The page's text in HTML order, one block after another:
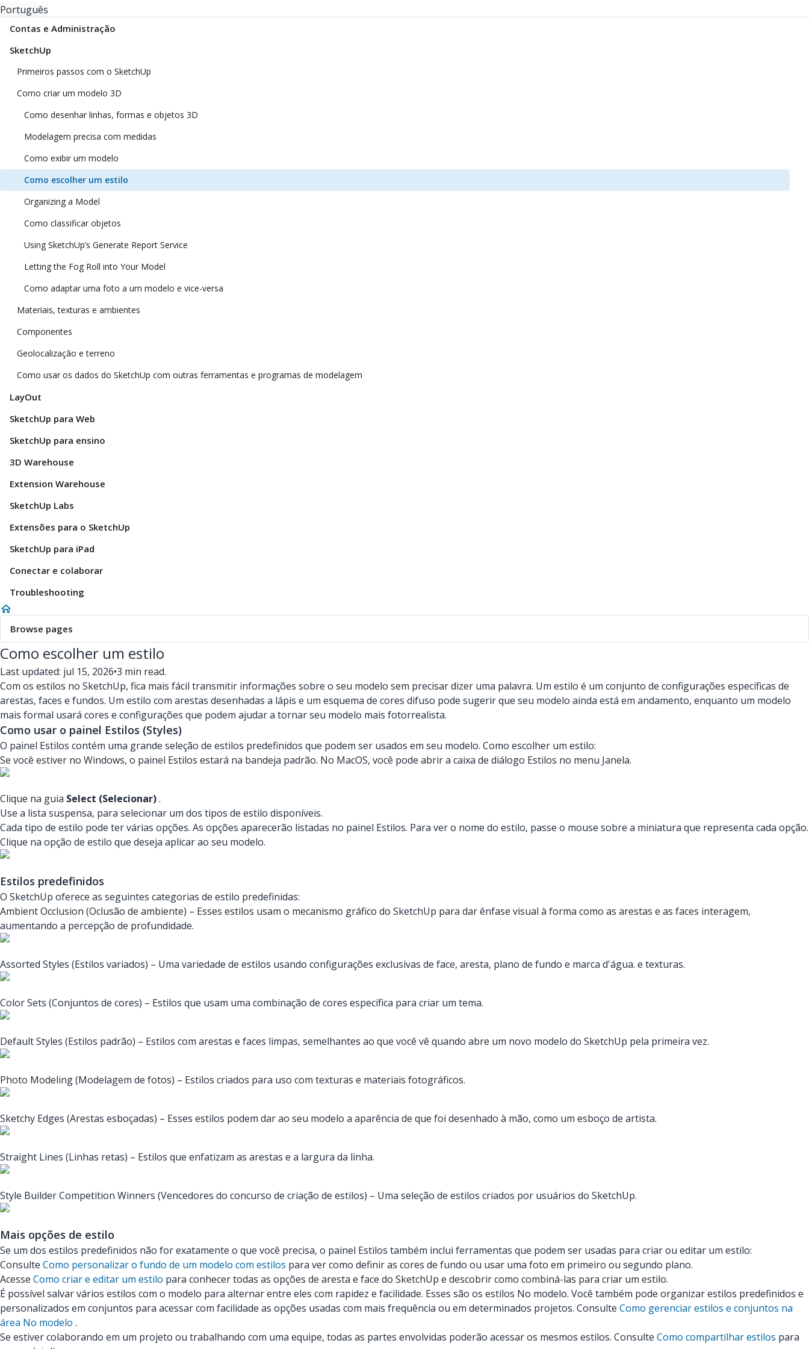
Português
Contas e Administração
SketchUp
Primeiros passos com o SketchUp
Como criar um modelo 3D
Como desenhar linhas, formas e objetos 3D
Modelagem precisa com medidas
Como exibir um modelo
Como escolher um estilo
Organizing a Model
Como classificar objetos
Using SketchUp’s Generate Report Service
Letting the Fog Roll into Your Model
Como adaptar uma foto a um modelo e vice-versa
Materiais, texturas e ambientes
Componentes
Geolocalização e terreno
Como usar os dados do SketchUp com outras ferramentas e programas de modelagem
LayOut
SketchUp para Web
SketchUp para ensino
3D Warehouse
Extension Warehouse
SketchUp Labs
Extensões para o SketchUp
SketchUp para iPad
Conectar e colaborar
Troubleshooting
Browse pages
Como escolher um estilo
Last updated: jul 15, 2026•3 min read.
Com os estilos no SketchUp, fica mais fácil transmitir informações sobre o seu modelo sem precisar dizer uma palavra. Um estilo é um conjunto de configurações específicas de
arestas, faces e fundos. Um estilo com arestas desenhadas a lápis e um esquema de cores difuso pode sugerir que seu modelo ainda está em andamento, enquanto um modelo
mais formal usará cores e configurações que podem ajudar a tornar seu modelo mais fotorrealista.
Como usar o painel Estilos (Styles)
O painel Estilos contém uma grande seleção de estilos predefinidos que podem ser usados em seu modelo. Como escolher um estilo:
Se você estiver no Windows, o painel Estilos estará na bandeja padrão. No MacOS, você pode abrir a caixa de diálogo Estilos no menu Janela.
Clique na guia Select (Selecionar).
Use a lista suspensa, para selecionar um dos tipos de estilo disponíveis.
Cada tipo de estilo pode ter várias opções. As opções aparecerão listadas no painel Estilos. Para ver o nome do estilo, passe o mouse sobre a miniatura que representa cada opção.
Clique na opção de estilo que deseja aplicar ao seu modelo.
Estilos predefinidos
O SketchUp oferece as seguintes categorias de estilo predefinidas:
Ambient Occlusion (Oclusão de ambiente) – Esses estilos usam o mecanismo gráfico do SketchUp para dar ênfase visual à forma como as arestas e as faces interagem,
aumentando a percepção de profundidade.
Assorted Styles (Estilos variados) – Uma variedade de estilos usando configurações exclusivas de face, aresta, plano de fundo e marca d'água. e texturas.
Color Sets (Conjuntos de cores) – Estilos que usam uma combinação de cores específica para criar um tema.
Default Styles (Estilos padrão) – Estilos com arestas e faces limpas, semelhantes ao que você vê quando abre um novo modelo do SketchUp pela primeira vez.
Photo Modeling (Modelagem de fotos) – Estilos criados para uso com texturas e materiais fotográficos.
Sketchy Edges (Arestas esboçadas) – Esses estilos podem dar ao seu modelo a aparência de que foi desenhado à mão, como um esboço de artista.
Straight Lines (Linhas retas) – Estilos que enfatizam as arestas e a largura da linha.
Style Builder Competition Winners (Vencedores do concurso de criação de estilos) – Uma seleção de estilos criados por usuários do SketchUp.
Mais opções de estilo
Se um dos estilos predefinidos não for exatamente o que você precisa, o painel Estilos também inclui ferramentas que podem ser usadas para criar ou editar um estilo:
Consulte Como personalizar o fundo de um modelo com estilos para ver como definir as cores de fundo ou usar uma foto em primeiro ou segundo plano.
Acesse Como criar e editar um estilo para conhecer todas as opções de aresta e face do SketchUp e descobrir como combiná-las para criar um estilo.
É possível salvar vários estilos com o modelo para alternar entre eles com rapidez e facilidade. Esses são os estilos No modelo. Você também pode organizar estilos predefinidos e
personalizados em conjuntos para acessar com facilidade as opções usadas com mais frequência ou em determinados projetos. Consulte Como gerenciar estilos e conjuntos na
área No modelo .
Se estiver colaborando em um projeto ou trabalhando com uma equipe, todas as partes envolvidas poderão acessar os mesmos estilos. Consulte Como compartilhar estilos para